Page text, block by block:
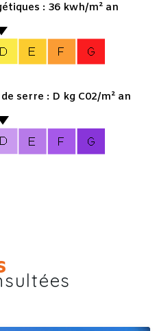
: 36 kwh/m² an
serre : D kg C02/m² an